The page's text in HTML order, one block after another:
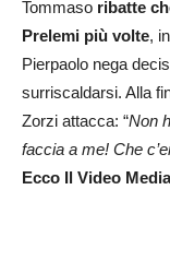
Tommaso ribatte
Prelemi più volte,
Pierpaolo nega
surriscaldarsi. Alla
Zorzi attacca: “Non
faccia a me! Che
Ecco Il Video